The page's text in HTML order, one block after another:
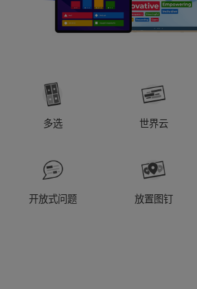
多选 世界云
开放式问题 放置图钉